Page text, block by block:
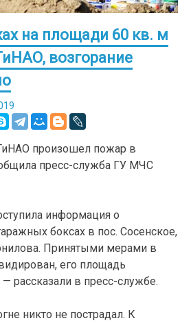
на площади 60 кв. м
возгорание
произошел пожар в
пресс-служба ГУ МЧС
информация о
боксах в пос. Сосенское,
Принятыми мерами в
его площадь
рассказали в пресс-службе.
никто не пострадал. К